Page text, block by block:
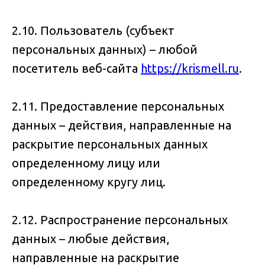
2.10. Пользователь (субъект
персональных данных) – любой
посетитель веб-сайта https://krismell.ru.
2.11. Предоставление персональных
данных – действия, направленные на
раскрытие персональных данных
определенному лицу или
определенному кругу лиц.
2.12. Распространение персональных
данных – любые действия,
направленные на раскрытие